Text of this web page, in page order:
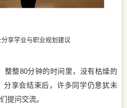
分享学业与职业规划建议
整整80分钟的时间里，没有枯燥的
分享会结束后，许多同学仍意犹未
提问交流。